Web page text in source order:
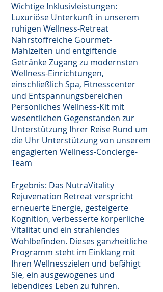
Wichtige Inklusivleistungen:
Luxuriöse Unterkunft in unserem
ruhigen Wellness-Retreat
Nährstoffreiche Gourmet-
Mahlzeiten und entgiftende
Getränke Zugang zu modernsten
Wellness-Einrichtungen,
einschließlich Spa, Fitnesscenter
und Entspannungsbereichen
Persönliches Wellness-Kit mit
wesentlichen Gegenständen zur
Unterstützung Ihrer Reise Rund um
die Uhr Unterstützung von unserem
engagierten Wellness-Concierge-
Team
Ergebnis: Das NutraVitality
Rejuvenation Retreat verspricht
erneuerte Energie, gesteigerte
Kognition, verbesserte körperliche
Vitalität und ein strahlendes
Wohlbefinden. Dieses ganzheitliche
Programm steht im Einklang mit
Ihren Wellnesszielen und befähigt
Sie, ein ausgewogenes und
lebendiges Leben zu führen.